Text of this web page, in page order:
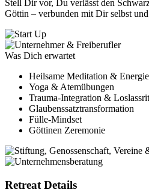
Stell Dir vor, Du verlässt den
Göttin – verbunden mit Dir selbst
Was Dich erwartet
Heilsame Meditation &
Yoga & Atemübungen
Trauma-Integration &
Glaubenssatztransformation
Fülle-Mindset
Göttinen Zeremonie
Retreat Details